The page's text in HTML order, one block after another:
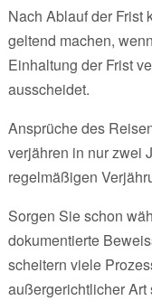
Nach Ablauf der Frist
geltend machen,
Einhaltung der Frist
ausscheidet.
Ansprüche des
verjähren in nur zwei
regelmäßigen
Sorgen Sie schon
dokumentierte
scheitern viele
außergerichtlicher Art